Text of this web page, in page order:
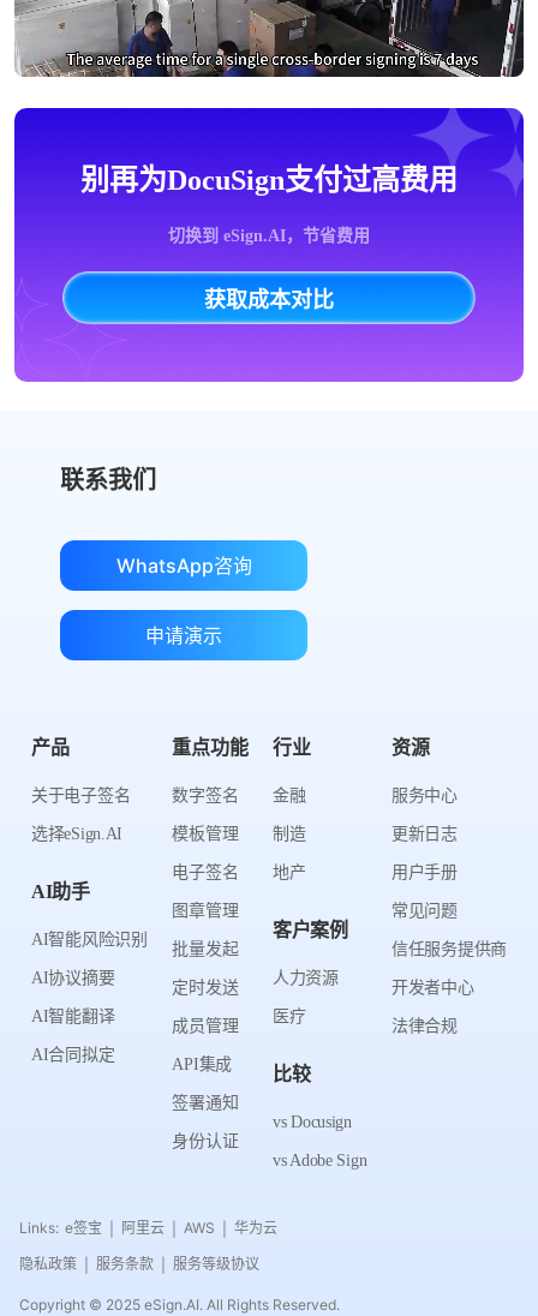
别再为DocuSign支付过高费用
切换到 eSign.AI，节省费用
获取成本对比
联系我们
WhatsApp咨询
申请演示
产品
关于电子签名
选择eSign.AI
AI助手
AI智能风险识别
AI协议摘要
AI智能翻译
AI合同拟定
重点功能
数字签名
模板管理
电子签名
图章管理
批量发起
定时发送
成员管理
API集成
签署通知
身份认证
行业
金融
制造
地产
客户案例
人力资源
医疗
比较
vs Docusign
vs Adobe Sign
资源
服务中心
更新日志
用户手册
常见问题
信任服务提供商
开发者中心
法律合规
Links: e签宝 阿里云 AWS
华为云
隐私政策
服务条款 服务等级协议
Copyright © 2025 eSign.AI. All Rights Reserved.